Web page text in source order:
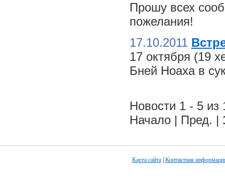
Прошу всех
пожелания!
17.10.2011
17 октября (19
Бней Ноаха в
Новости 1 - 5 из
Начало | Пред. |
Карта сайта| Контактная